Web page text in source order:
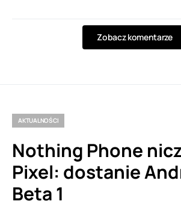
Zobacz komentarze
AKTUALNOŚCI
Nothing Phone
Pixel: dostanie
Beta 1